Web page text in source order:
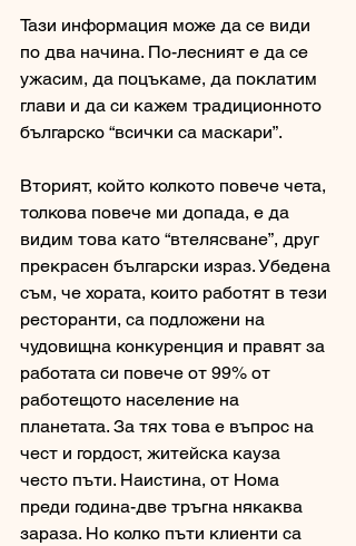
Тази информация може да се види
по два начина. По-лесният е да се
ужасим, да поцъкаме, да поклатим
глави и да си кажем традиционното
българско “всички са маскари”.
Вторият, който колкото повече чета,
толкова повече ми допада, е да
видим това като “втелясване”, друг
прекрасен български израз. Убедена
съм, че хората, които работят в тези
ресторанти, са подложени на
чудовищна конкуренция и правят за
работата си повече от 99% от
работещото население на
планетата. За тях това е въпрос на
чест и гордост, житейска кауза
често пъти. Наистина, от Нома
преди година-две тръгна някаква
зараза. Но колко пъти клиенти са